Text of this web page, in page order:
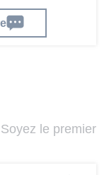
le premier